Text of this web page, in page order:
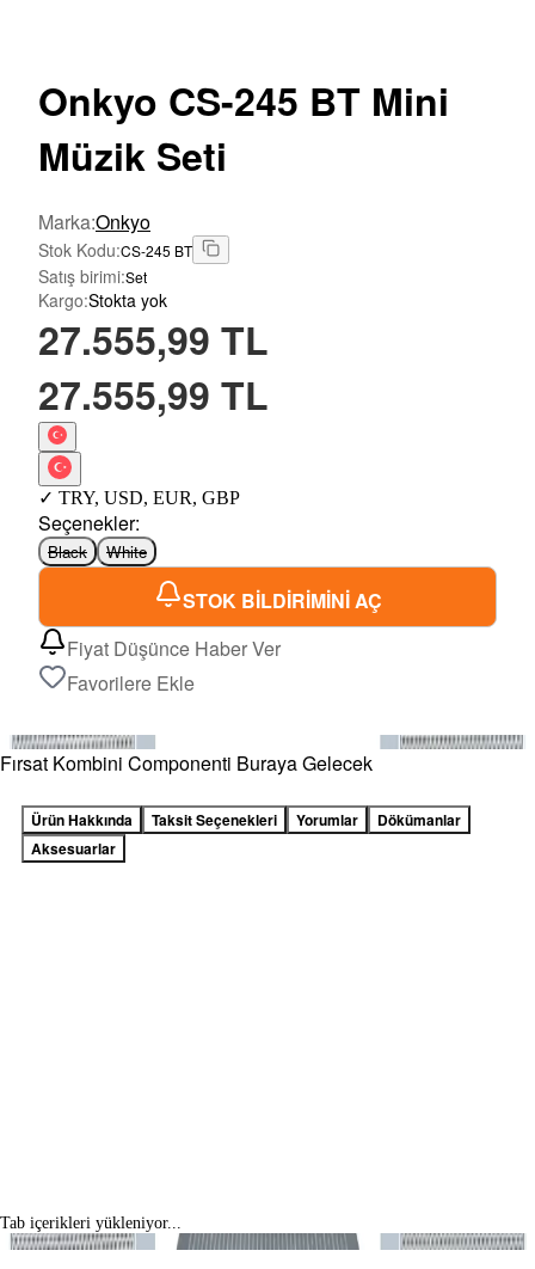
Onkyo CS-245 BT Mini
Müzik Seti
Marka:Onkyo
Stok Kodu:CS-245 BT
Satış birimi:Set
Kargo:Stokta yok
27.555,99 TL
27.555,99 TL
✓ TRY, USD, EUR, GBP
Seçenekler:
Black White
STOK BİLDİRİMİNİ AÇ
Fiyat Düşünce Haber Ver
Favorilere Ekle
Fırsat Kombini Componenti Buraya Gelecek
Ürün Hakkında Taksit Seçenekleri Yorumlar
Dökümanlar
Aksesuarlar
Tab içerikleri yükleniyor...